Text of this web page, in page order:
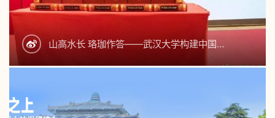
山高水长 珞珈作答——武汉大学构建中国…